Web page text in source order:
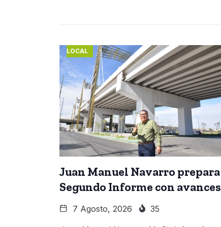
LOCAL
Juan Manuel Navarro prepara
Segundo Informe con avances
7 Agosto, 2026 35